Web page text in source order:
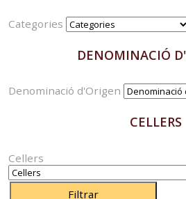
Categories
DENOMINACIÓ
Denominació d'Origen
CELLERS
Cellers
Filtrar